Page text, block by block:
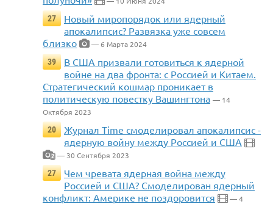
27
Новый миропорядок или ядерный
апокалипсис? Развязка уже совсем
близко
— 6 Марта 2024
39
В США призвали готовиться к ядерной
войне на два фронта: с Россией и Китаем.
Стратегический кошмар проникает в
политическую повестку Вашингтона — 14
Октября 2023
20
Журнал Time смоделировал апокалипсис -
ядерную войну между Россией и США
2 — 30 Сентября 2023
27
Чем чревата ядерная война между
Россией и США? Смоделирован ядерный
конфликт: Америке не поздоровится
— 4